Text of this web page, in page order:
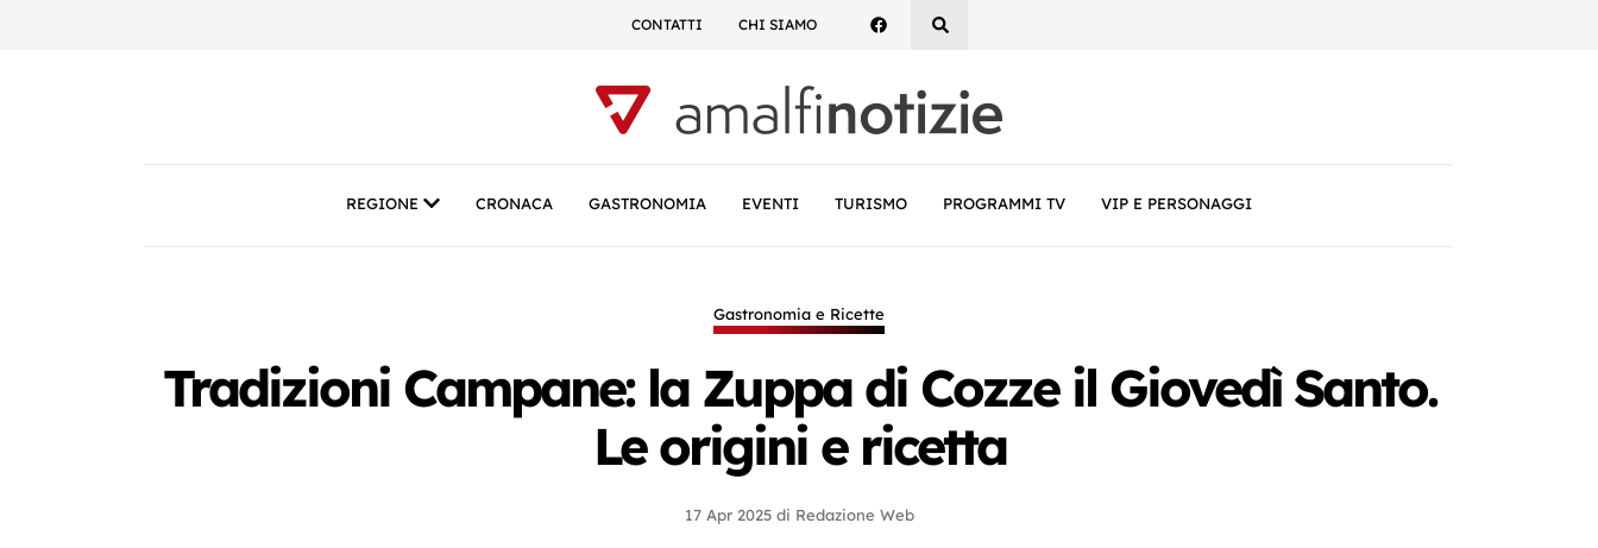
CONTATTI CHI SIAMO
REGIONE CRONACA GASTRONOMIA EVENTI TURISMO PROGRAMMI TV VIP E PERSONAGGI
Gastronomia e Ricette
Tradizioni Campane: la Zuppa di Cozze il Giovedì Santo.
Le origini e ricetta
17 Apr 2025 di Redazione Web